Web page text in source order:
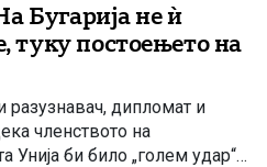
Бугарија не ѝ
туку постоењето на
разузнавач, дипломат и
членството на
Унија би било „голем удар“